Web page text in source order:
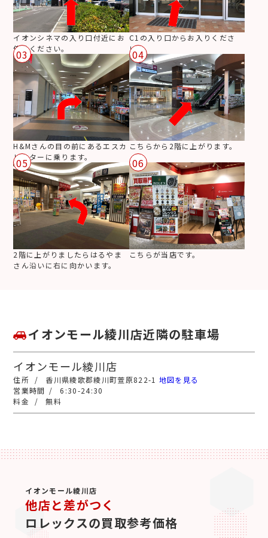
イオンシネマの入り口付近にお
停めください。
C1の入り口からお入りくださ
い。
03
H&Mさんの目の前にあるエスカ
レーターに乗ります。
04
こちらから2階に上がります。
05
2階に上がりましたらはるやま
さん沿いに右に向かいます。
06
こちらが当店です。
イオンモール綾川店近隣の駐車場
イオンモール綾川店
香川県綾歌郡綾川町萱原822-1 地図を見る
6:30-24:30
無料
イオンモール綾川店
他店と差がつく
ロレックスの買取参考価格